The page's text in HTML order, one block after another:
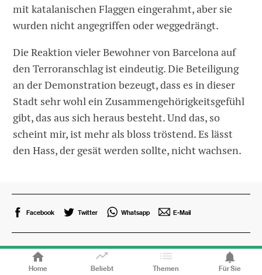
mit katalanischen Flaggen eingerahmt, aber sie
wurden nicht angegriffen oder weggedrängt.
Die Reaktion vieler Bewohner von Barcelona auf
den Terroranschlag ist eindeutig. Die Beteiligung
an der Demonstration bezeugt, dass es in dieser
Stadt sehr wohl ein Zusammengehörigkeitsgefühl
gibt, das aus sich heraus besteht. Und das, so
scheint mir, ist mehr als bloss tröstend. Es lässt
den Hass, der gesät werden sollte, nicht wachsen.
Facebook Twitter Whatsapp E-Mail
Themen
Home Beliebt Themen Für Sie